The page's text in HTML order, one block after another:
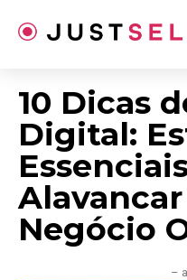
para
10 Dicas
Digital:
Negócio
–